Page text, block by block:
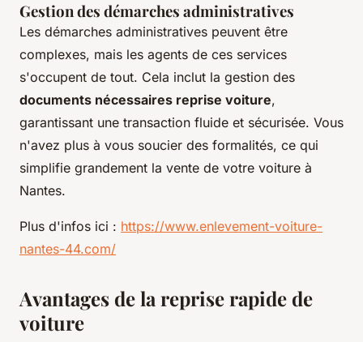
Gestion des démarches administratives
Les démarches administratives peuvent être
complexes, mais les agents de ces services
s'occupent de tout. Cela inclut la gestion des
documents nécessaires reprise voiture,
garantissant une transaction fluide et sécurisée. Vous
n'avez plus à vous soucier des formalités, ce qui
simplifie grandement la vente de votre voiture à
Nantes.
Plus d'infos ici : https://www.enlevement-voiture-
nantes-44.com/
Avantages de la reprise rapide de
voiture